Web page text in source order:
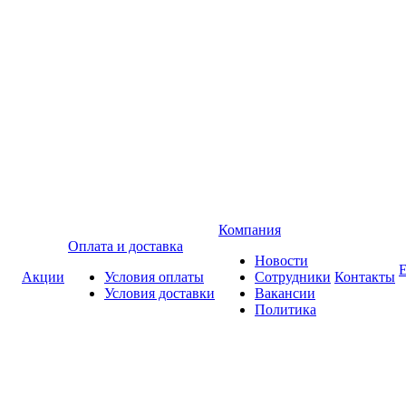
Акции
Оплата и доставка
Условия оплаты
Условия доставки
Компания
Новости
Сотрудники
Вакансии
Политика
Контакты